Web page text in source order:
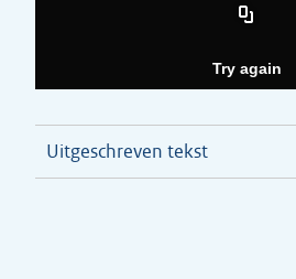
Uitgeschreven tekst